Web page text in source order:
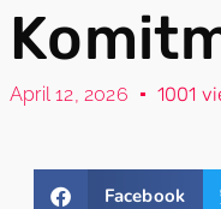
April 12, 2026 1001
Facebook